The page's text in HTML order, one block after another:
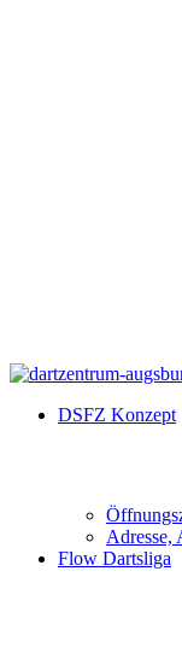
DSFZ Konzept
Adresse,
Flow Dartsliga